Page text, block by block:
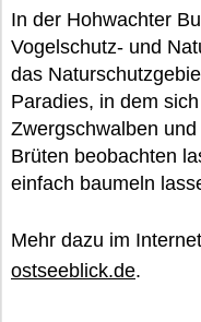
In der Hohwachter
Vogelschutz- und
das
Paradies, in dem
Zwergschwalben
Brüten beobachten
einfach baumeln
Mehr dazu im
ostseeblick.de.